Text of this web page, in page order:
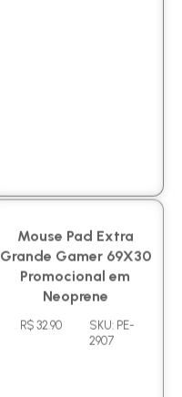
Mouse Pad Extra
Grande Gamer 69X30
Promocional em
Neoprene
SKU: PE-